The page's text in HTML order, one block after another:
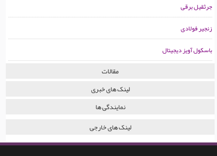
جرثقیل برقی
زنجیر فولادی
باسکول آویز دیجیتال
مقالات
لینک های خبری
نمایندگی ها
لینک های خارجی